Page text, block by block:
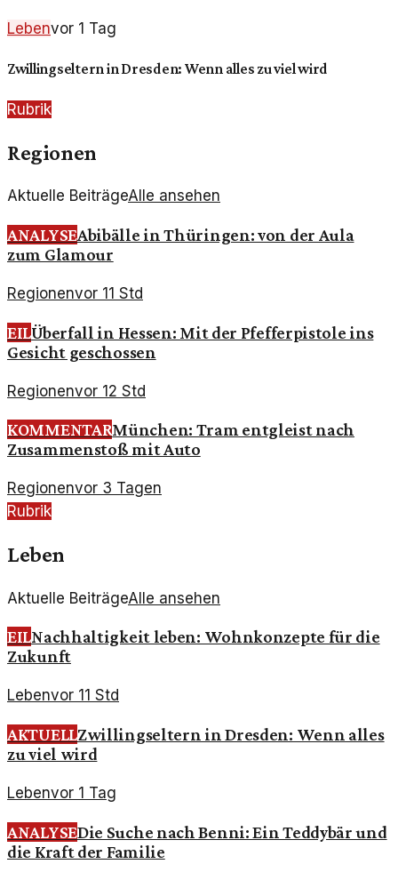
Lebenvor 1 Tag
Zwillingseltern in Dresden: Wenn alles zu viel wird
Rubrik
Regionen
Aktuelle BeiträgeAlle ansehen
ANALYSEAbibälle in Thüringen: von der Aula
zum Glamour
Regionenvor 11 Std
EILÜberfall in Hessen: Mit der Pfefferpistole ins
Gesicht geschossen
Regionenvor 12 Std
KOMMENTARMünchen: Tram entgleist nach
Zusammenstoß mit Auto
Regionenvor 3 Tagen
Rubrik
Leben
Aktuelle BeiträgeAlle ansehen
EILNachhaltigkeit leben: Wohnkonzepte für die
Zukunft
Lebenvor 11 Std
AKTUELLZwillingseltern in Dresden: Wenn alles
zu viel wird
Lebenvor 1 Tag
ANALYSEDie Suche nach Benni: Ein Teddybär und
die Kraft der Familie